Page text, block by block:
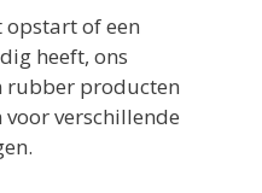
opstart of een
heeft, ons
rubber producten
verschillende